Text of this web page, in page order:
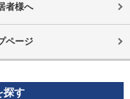
者様へ
ページ
探す